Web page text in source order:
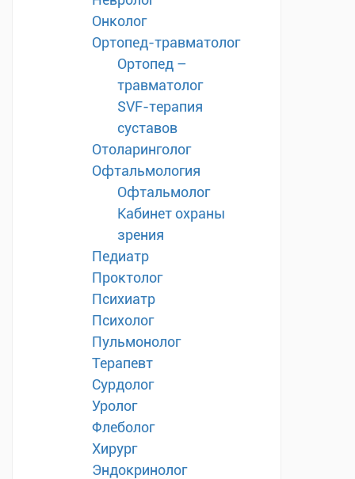
Онколог
Ортопед-травматолог
Ортопед –
травматолог
SVF-терапия
суставов
Отоларинголог
Офтальмология
Офтальмолог
Кабинет охраны
зрения
Педиатр
Проктолог
Психиатр
Психолог
Пульмонолог
Терапевт
Сурдолог
Уролог
Флеболог
Хирург
Эндокринолог